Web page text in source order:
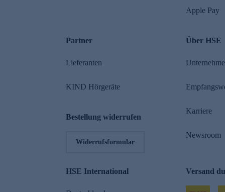
Apple Pay
Partner
Lieferanten
KIND Hörgeräte
Bestellung widerrufen
Widerrufsformular
Über HSE
Karriere
Newsroom
HSE International Versand